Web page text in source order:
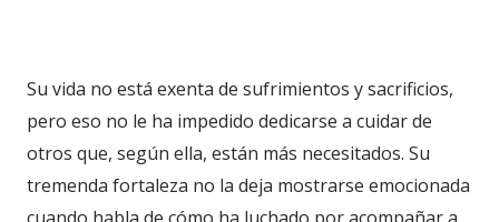
Su vida no está exenta de sufrimientos y sacrificios,
pero eso no le ha impedido dedicarse a cuidar de
otros que, según ella, están más necesitados. Su
tremenda fortaleza no la deja mostrarse emocionada